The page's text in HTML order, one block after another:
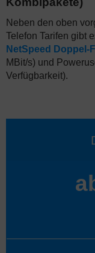
Neben den oben
Telefon Tarifen gibt
NetSpeed Doppel-
MBit/s) und
Verfügbarkeit).